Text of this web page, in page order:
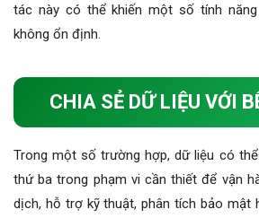
tác này có thể khiến một số tính
không ổn định.
CHIA SẺ DỮ LIỆU VỚI
Trong một số trường hợp, dữ liệu có
thứ ba trong phạm vi cần thiết để vận
dịch, hỗ trợ kỹ thuật, phân tích bảo mật